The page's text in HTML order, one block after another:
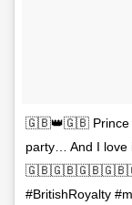
🇬🇧👑🇬🇧 Prince
party… And I
#BritishRoyalty